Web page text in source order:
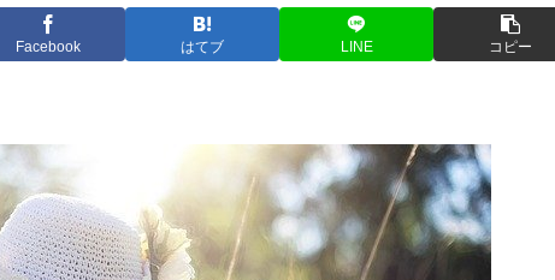
Facebook はてブ LINE コピー